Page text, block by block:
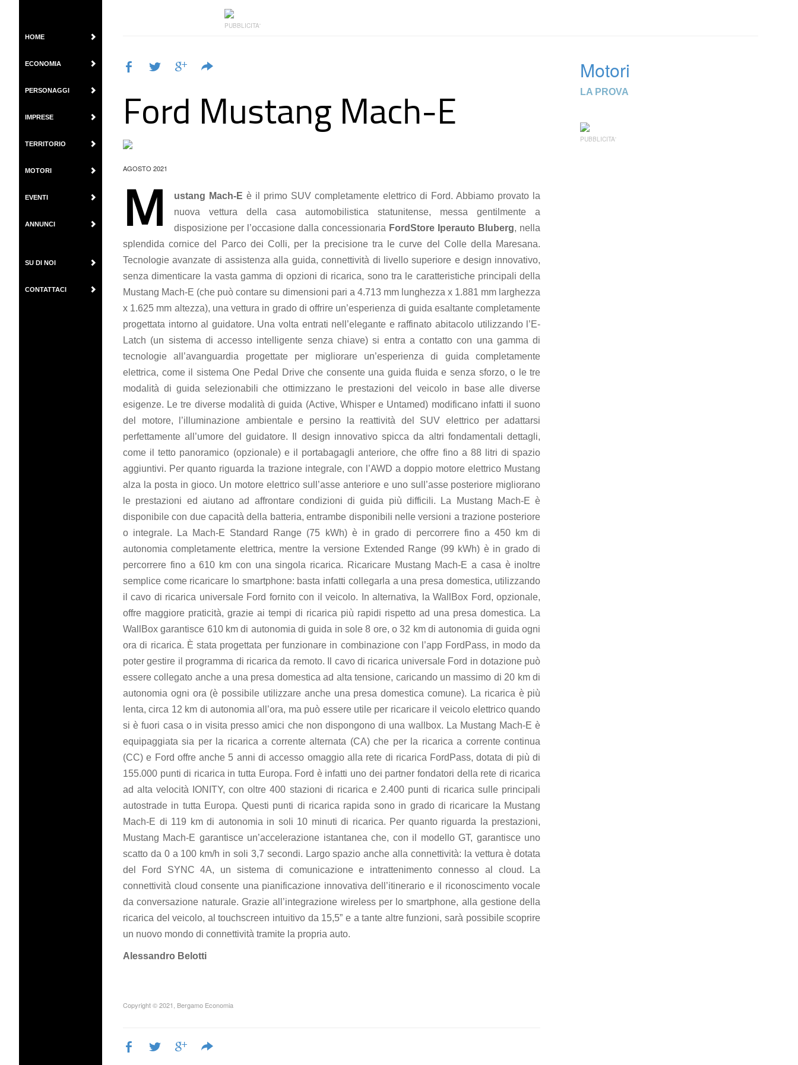
HOME
ECONOMIA
PERSONAGGI
IMPRESE
TERRITORIO
MOTORI
EVENTI
ANNUNCI
SU DI NOI
CONTATTACI
PUBBLICITA'
Ford Mustang Mach-E
AGOSTO 2021
M ustang Mach-E è il primo SUV completamente elettrico di Ford. Abbiamo provato la
nuova vettura della casa automobilistica statunitense, messa gentilmente a
disposizione per l’occasione dalla concessionaria FordStore Iperauto Bluberg, nella
splendida cornice del Parco dei Colli, per la precisione tra le curve del Colle della Maresana.
Tecnologie avanzate di assistenza alla guida, connettività di livello superiore e design innovativo,
senza dimenticare la vasta gamma di opzioni di ricarica, sono tra le caratteristiche principali della
Mustang Mach-E (che può contare su dimensioni pari a 4.713 mm lunghezza x 1.881 mm larghezza
x 1.625 mm altezza), una vettura in grado di offrire un’esperienza di guida esaltante completamente
progettata intorno al guidatore. Una volta entrati nell’elegante e raffinato abitacolo utilizzando l’E-
Latch (un sistema di accesso intelligente senza chiave) si entra a contatto con una gamma di
tecnologie all’avanguardia progettate per migliorare un’esperienza di guida completamente
elettrica, come il sistema One Pedal Drive che consente una guida fluida e senza sforzo, o le tre
modalità di guida selezionabili che ottimizzano le prestazioni del veicolo in base alle diverse
esigenze. Le tre diverse modalità di guida (Active, Whisper e Untamed) modificano infatti il suono
del motore, l’illuminazione ambientale e persino la reattività del SUV elettrico per adattarsi
perfettamente all’umore del guidatore. Il design innovativo spicca da altri fondamentali dettagli,
come il tetto panoramico (opzionale) e il portabagagli anteriore, che offre fino a 88 litri di spazio
aggiuntivi. Per quanto riguarda la trazione integrale, con l’AWD a doppio motore elettrico Mustang
alza la posta in gioco. Un motore elettrico sull’asse anteriore e uno sull’asse posteriore migliorano
le prestazioni ed aiutano ad affrontare condizioni di guida più difficili. La Mustang Mach-E è
disponibile con due capacità della batteria, entrambe disponibili nelle versioni a trazione posteriore
o integrale. La Mach-E Standard Range (75 kWh) è in grado di percorrere fino a 450 km di
autonomia completamente elettrica, mentre la versione Extended Range (99 kWh) è in grado di
percorrere fino a 610 km con una singola ricarica. Ricaricare Mustang Mach-E a casa è inoltre
semplice come ricaricare lo smartphone: basta infatti collegarla a una presa domestica, utilizzando
il cavo di ricarica universale Ford fornito con il veicolo. In alternativa, la WallBox Ford, opzionale,
offre maggiore praticità, grazie ai tempi di ricarica più rapidi rispetto ad una presa domestica. La
WallBox garantisce 610 km di autonomia di guida in sole 8 ore, o 32 km di autonomia di guida ogni
ora di ricarica. È stata progettata per funzionare in combinazione con l’app FordPass, in modo da
poter gestire il programma di ricarica da remoto. Il cavo di ricarica universale Ford in dotazione può
essere collegato anche a una presa domestica ad alta tensione, caricando un massimo di 20 km di
autonomia ogni ora (è possibile utilizzare anche una presa domestica comune). La ricarica è più
lenta, circa 12 km di autonomia all’ora, ma può essere utile per ricaricare il veicolo elettrico quando
si è fuori casa o in visita presso amici che non dispongono di una wallbox. La Mustang Mach-E è
equipaggiata sia per la ricarica a corrente alternata (CA) che per la ricarica a corrente continua
(CC) e Ford offre anche 5 anni di accesso omaggio alla rete di ricarica FordPass, dotata di più di
155.000 punti di ricarica in tutta Europa. Ford è infatti uno dei partner fondatori della rete di ricarica
ad alta velocità IONITY, con oltre 400 stazioni di ricarica e 2.400 punti di ricarica sulle principali
autostrade in tutta Europa. Questi punti di ricarica rapida sono in grado di ricaricare la Mustang
Mach-E di 119 km di autonomia in soli 10 minuti di ricarica. Per quanto riguarda la prestazioni,
Mustang Mach-E garantisce un’accelerazione istantanea che, con il modello GT, garantisce uno
scatto da 0 a 100 km/h in soli 3,7 secondi. Largo spazio anche alla connettività: la vettura è dotata
del Ford SYNC 4A, un sistema di comunicazione e intrattenimento connesso al cloud. La
connettività cloud consente una pianificazione innovativa dell’itinerario e il riconoscimento vocale
da conversazione naturale. Grazie all’integrazione wireless per lo smartphone, alla gestione della
ricarica del veicolo, al touchscreen intuitivo da 15,5” e a tante altre funzioni, sarà possibile scoprire
un nuovo mondo di connettività tramite la propria auto.
Alessandro Belotti
Copyright © 2021, Bergamo Economia
Motori
LA PROVA
PUBBLICITA'